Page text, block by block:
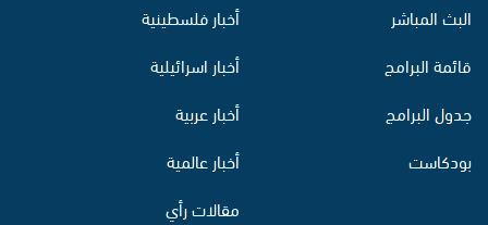
البث المباشر
قائمة البرامج
جدول البرامج
بودكاست
أخبار فلسطينية
أخبار اسرائيلية
أخبار عربية
أخبار عالمية
مقالات رأي